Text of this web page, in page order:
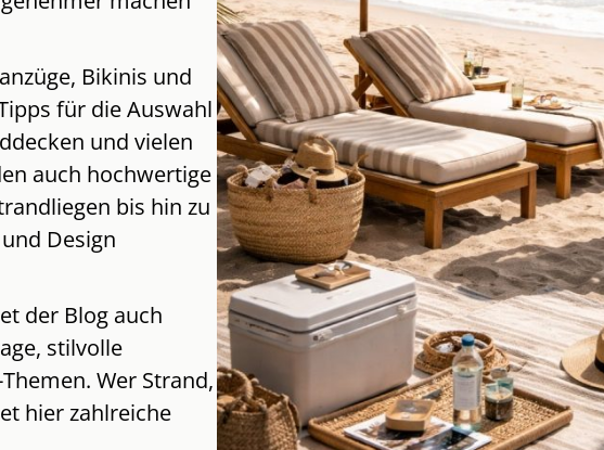
Bikinis und
für die Auswahl
und vielen
auch hochwertige
bis hin zu
Design
der Blog auch
stilvolle
Wer Strand,
hier zahlreiche